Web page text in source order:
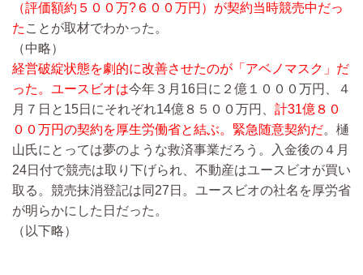
（評価額約５００万?６００万円）が契約当時競売中だっ
た ことが取材でわかった。
（中略）
経営破綻状態を劇的に改善させたのが「アベノマスク」だ
った。ユースビオは今年３月16日に２億１０００万円、４
月７日と15日にそれぞれ14億８５００万円、 計31億８０
００万円の契約を厚生労働省と結ぶ。緊急随意契約だ。樋
山氏にとっては夢のような救済事業だろう。入金後の４月
24日付で競売は取り下げられ、不動産はユースビオが買い
取る。競売抹消登記は同27日。ユースビオの社名を厚労省
が明らかにした日だった。
（以下略）